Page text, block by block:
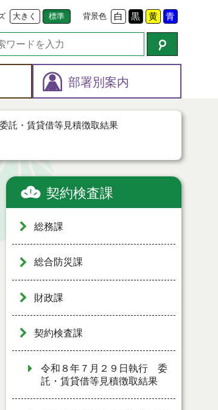
大きく 標準 背景色 白 黒 黄 青
部署別案内
託・賃貸借等見積徴取結果
契約検査課
総務課
総合防災課
財政課
契約検査課
令和８年７月２９日執行 委
託・賃貸借等見積徴取結果